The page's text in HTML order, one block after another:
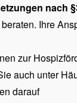
nach
Ihre
zur
auch unter
darauf